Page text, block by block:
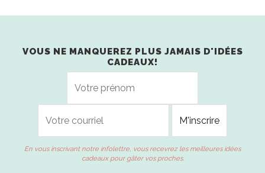
VOUS NE MANQUEREZ PLUS JAMAIS D'IDÉES
CADEAUX!
En vous inscrivant notre infolettre, vous recevrez les meilleures idées
cadeaux pour gâter vos proches.